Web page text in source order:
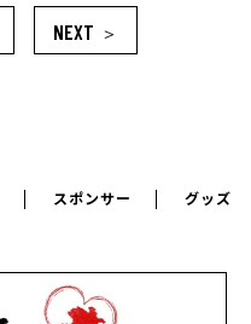
NEXT ＞
スポンサー グッズ